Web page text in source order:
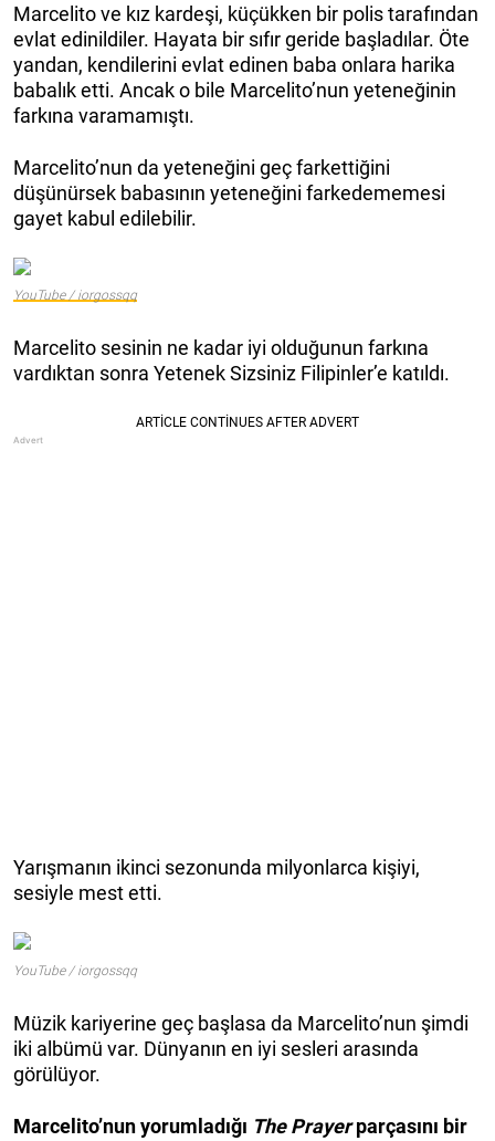
Marcelito ve kız kardeşi, küçükken bir polis tarafından
evlat edinildiler. Hayata bir sıfır geride başladılar. Öte
yandan, kendilerini evlat edinen baba onlara harika
babalık etti. Ancak o bile Marcelito’nun yeteneğinin
farkına varamamıştı.
Marcelito’nun da yeteneğini geç farkettiğini
düşünürsek babasının yeteneğini farkedememesi
gayet kabul edilebilir.
YouTube / iorgossqq
Marcelito sesinin ne kadar iyi olduğunun farkına
vardıktan sonra Yetenek Sizsiniz Filipinler’e katıldı.
Yarışmanın ikinci sezonunda milyonlarca kişiyi,
sesiyle mest etti.
YouTube / iorgossqq
Müzik kariyerine geç başlasa da Marcelito’nun şimdi
iki albümü var. Dünyanın en iyi sesleri arasında
görülüyor.
Marcelito’nun yorumladığı The Prayerparçasını bir